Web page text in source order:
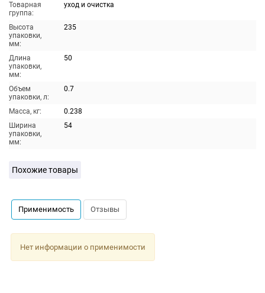
Товарная
группа:
уход и очистка
Высота
упаковки,
мм:
235
Длина
упаковки,
мм:
50
Объем
упаковки, л:
0.7
Масса, кг:
0.238
Ширина
упаковки,
мм:
54
Похожие товары
Применимость Отзывы
Нет информации о применимости